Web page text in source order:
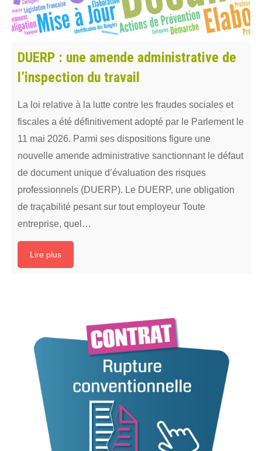
DUERP : une amende administrative de
l’inspection du travail
La loi relative à la lutte contre les fraudes sociales et
fiscales a été définitivement adopté par le Parlement le
11 mai 2026. Parmi ses dispositions figure une
nouvelle amende administrative sanctionnant le défaut
de document unique d’évaluation des risques
professionnels (DUERP). Le DUERP, une obligation
de traçabilité pesant sur tout employeur Toute
entreprise, quel…
Lire plus